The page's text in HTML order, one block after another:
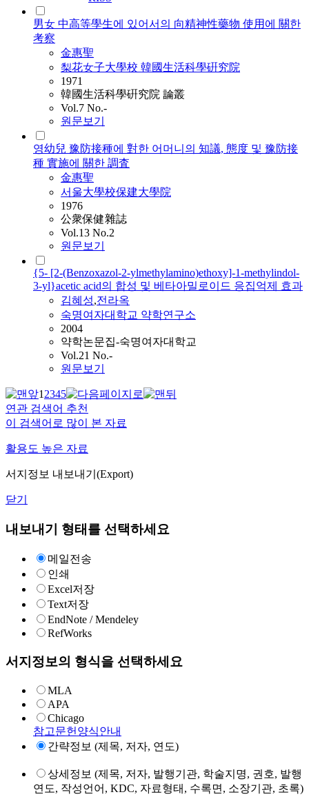
男女 中高等學生에 있어서의 向精神性藥物 使用에 關한
考察
金惠聖
梨花女子大學校 韓國生活科學硏究院
1971
韓國生活科學硏究院 論叢
Vol.7 No.-
원문보기
영幼兒 豫防接種에 對한 어머니의 知議, 態度 및 豫防接
種 實施에 關한 調査
金惠聖
서울大學校保建大學院
1976
公衆保健雜誌
Vol.13 No.2
원문보기
{5- [2-(Benzoxazol-2-ylmethylamino)ethoxy]-1-methylindol-
3-yl}acetic acid의 합성 및 베타아밀로이드 응집억제 효과
김혜성,전라옥
숙명여자대학교 약학연구소
2004
약학논문집-숙명여자대학교
Vol.21 No.-
원문보기
12345
연관 검색어 추천
이 검색어로 많이 본 자료
활용도 높은 자료
서지정보 내보내기(Export)
닫기
내보내기 형태를 선택하세요
메일전송
인쇄
Excel저장
Text저장
EndNote / Mendeley
RefWorks
서지정보의 형식을 선택하세요
MLA
APA
Chicago
참고문헌양식안내
간략정보 (제목, 저자, 연도)
상세정보 (제목, 저자, 발행기관, 학술지명, 권호, 발행
연도, 작성언어, KDC, 자료형태, 수록면, 소장기관, 초록)